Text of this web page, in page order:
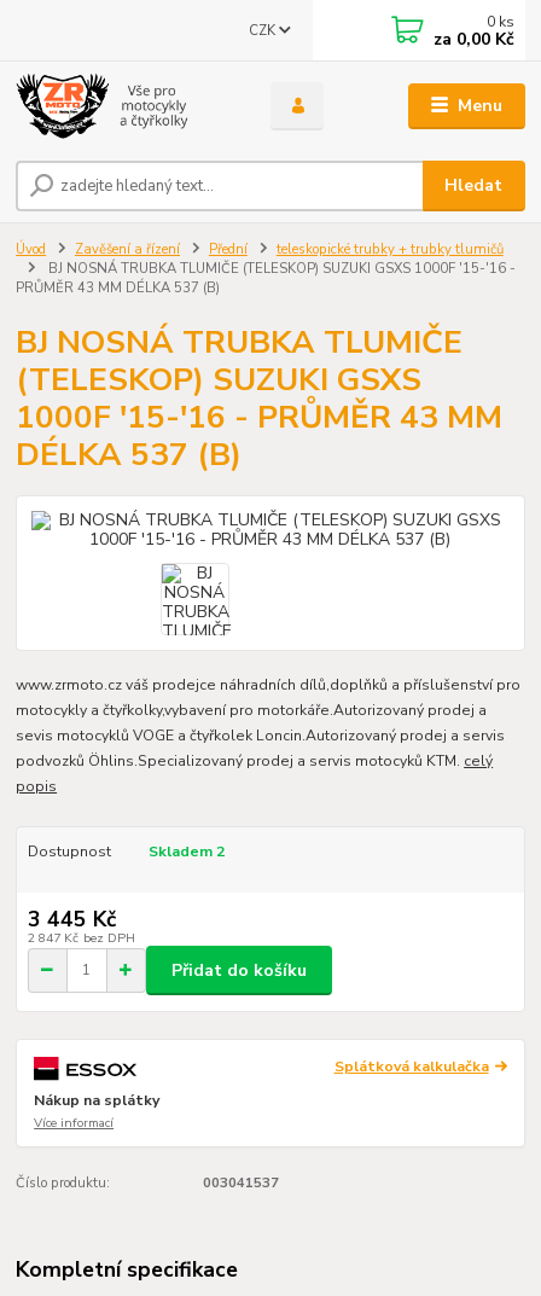
Menu
CZK
Hledat
0 ks
za 0,00 Kč
Úvod Zavěšení a řízení Přední
teleskopické trubky + trubky tlumičů
BJ NOSNÁ TRUBKA TLUMIČE (TELESKOP) SUZUKI GSXS 1000F '15-'16 -
PRŮMĚR 43 MM DÉLKA 537 (B)
BJ NOSNÁ TRUBKA TLUMIČE
(TELESKOP) SUZUKI GSXS
1000F '15-'16 - PRŮMĚR 43 MM
DÉLKA 537 (B)
www.zrmoto.cz váš prodejce náhradních dílů,doplňků a příslušenství pro
motocykly a čtyřkolky,vybavení pro motorkáře.Autorizovaný prodej a
sevis motocyklů VOGE a čtyřkolek Loncin.Autorizovaný prodej a servis
podvozků Öhlins.Specializovaný prodej a servis motocyků KTM. celý
popis
Dostupnost Skladem 2
3 445 Kč
2 847 Kč bez DPH
Přidat do košíku
Splátková kalkulačka
Nákup na splátky
Více informací
Číslo produktu: 003041537
Kompletní specifikace